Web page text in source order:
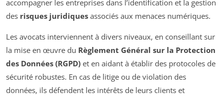
accompagner les entreprises dans l’identification et la gestion
des risques juridiques associés aux menaces numériques.
Les avocats interviennent à divers niveaux, en conseillant sur
la mise en œuvre du Règlement Général sur la Protection
des Données (RGPD) et en aidant à établir des protocoles de
sécurité robustes. En cas de litige ou de violation des
données, ils défendent les intérêts de leurs clients et